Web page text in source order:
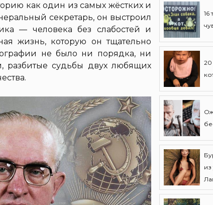
как один из самых жёстких и
секретарь, он выстроил
— человека без слабостей и
жизнь, которую он тщательно
не было ни порядка, ни
разбитые судьбы двух любящих
16
20